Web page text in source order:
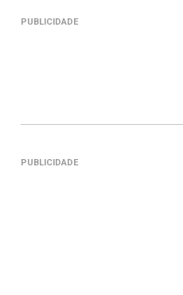
PUBLICIDADE
PUBLICIDADE